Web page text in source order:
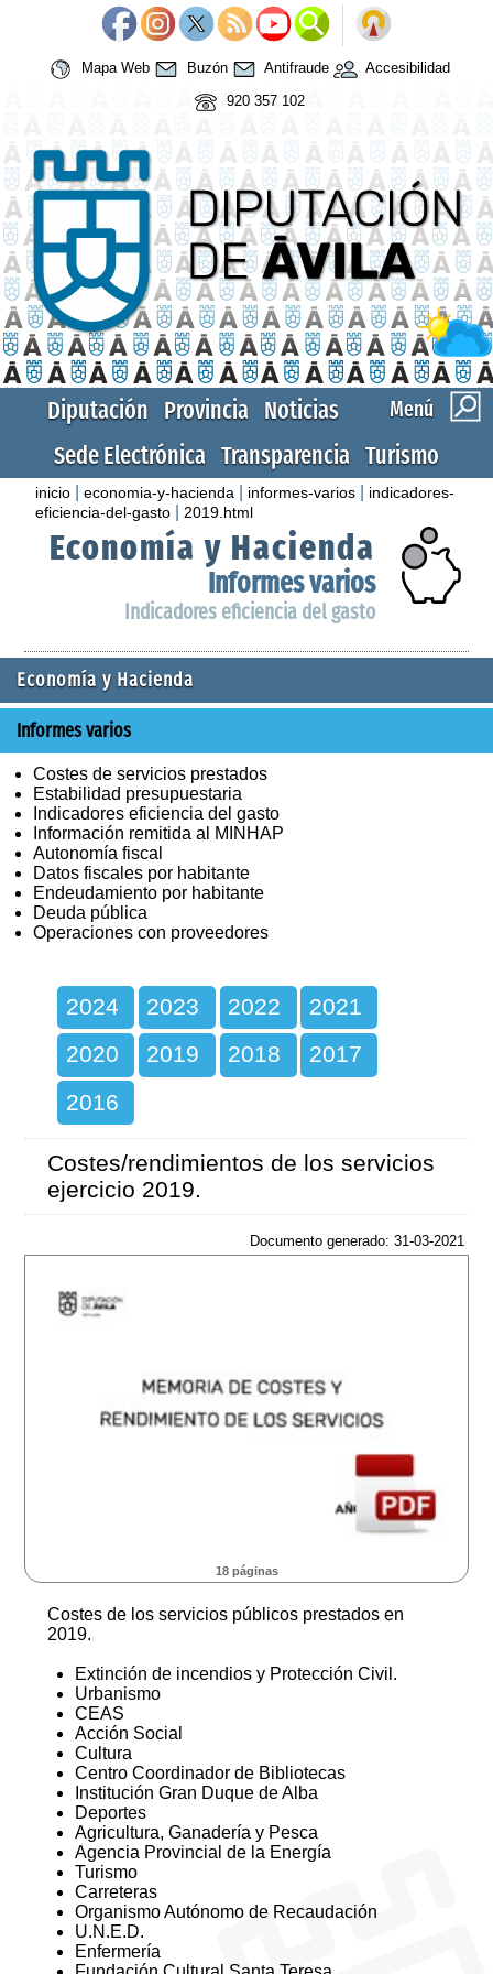
Mapa Web Buzón Antifraude
Accesibilidad
920 357 102
Menú
Diputación Provincia Noticias
Sede Electrónica Transparencia Turismo
inicio |economia-y-hacienda informes-varios
indicadores-
eficiencia-del-gasto
2019.html
Economía y Hacienda
Informes varios
Indicadores eficiencia del gasto
Economía y Hacienda
Informes varios
Costes de servicios prestados
Estabilidad presupuestaria
Indicadores eficiencia del gasto
Información remitida al MINHAP
Autonomía fiscal
Datos fiscales por habitante
Endeudamiento por habitante
Deuda pública
Operaciones con proveedores
2024 2023 2022
2021
2020
2019 2018
2017
2016
Costes/rendimientos de los servicios
ejercicio 2019.
Documento generado: 31-03-2021
18 páginas
Costes de los servicios públicos prestados en
2019.
Extinción de incendios y Protección Civil.
Urbanismo
CEAS
Acción Social
Cultura
Centro Coordinador de Bibliotecas
Institución Gran Duque de Alba
Deportes
Agricultura, Ganadería y Pesca
Agencia Provincial de la Energía
Turismo
Carreteras
Organismo Autónomo de Recaudación
U.N.E.D.
Enfermería